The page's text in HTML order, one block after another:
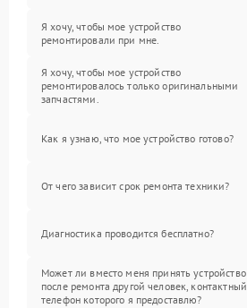
Я хочу, чтобы мое устройство
ремонтировали при мне.
Я хочу, чтобы мое устройство
ремонтировалось только оригинальными
запчастями.
Как я узнаю, что мое устройство готово?
От чего зависит срок ремонта техники?
Диагностика проводится бесплатно?
Может ли вместо меня принять устройство
после ремонта другой человек, контактный
телефон которого я предоставлю?